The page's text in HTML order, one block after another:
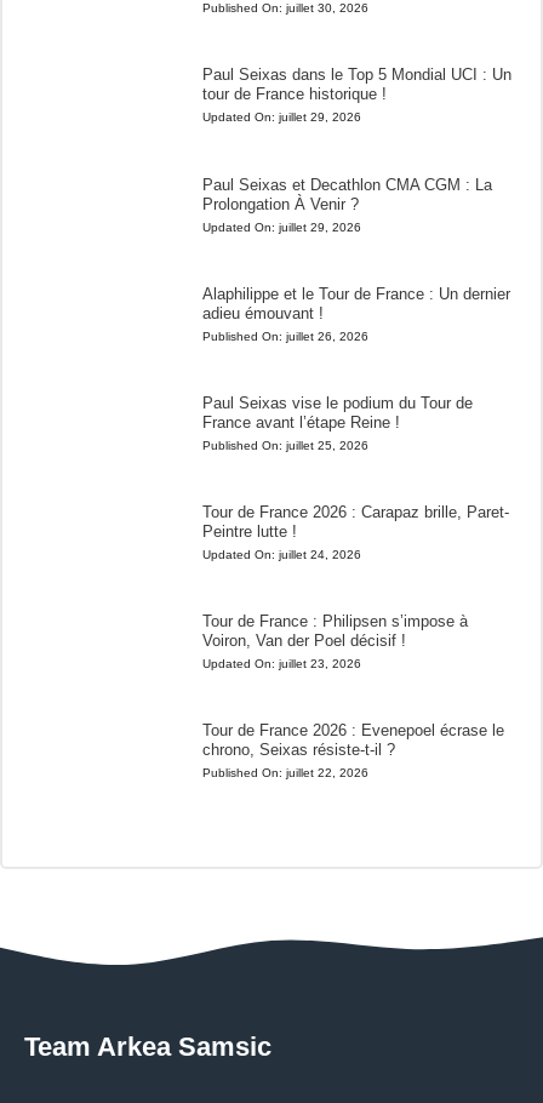
Published On: juillet 30, 2026
Paul Seixas dans le Top 5 Mondial UCI : Un
tour de France historique !
Updated On: juillet 29, 2026
Paul Seixas et Decathlon CMA CGM : La
Prolongation À Venir ?
Updated On: juillet 29, 2026
Alaphilippe et le Tour de France : Un dernier
adieu émouvant !
Published On: juillet 26, 2026
Paul Seixas vise le podium du Tour de
France avant l’étape Reine !
Published On: juillet 25, 2026
Tour de France 2026 : Carapaz brille, Paret-
Peintre lutte !
Updated On: juillet 24, 2026
Tour de France : Philipsen s’impose à
Voiron, Van der Poel décisif !
Updated On: juillet 23, 2026
Tour de France 2026 : Evenepoel écrase le
chrono, Seixas résiste-t-il ?
Published On: juillet 22, 2026
Team Arkea Samsic